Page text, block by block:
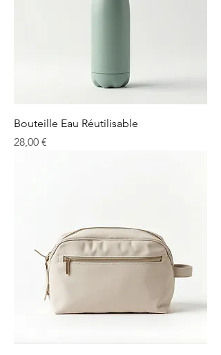
Bouteille Eau Réutilisable
Prix
28,00 €